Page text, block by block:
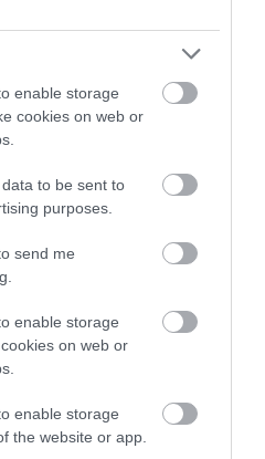
enable storage
cookies on web or
to be sent to
purposes.
send me
enable storage
on web or
enable storage
the website or app.